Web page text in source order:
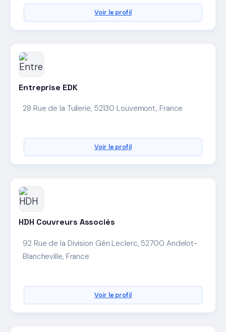
Voir le profil
Entreprise EDK
28 Rue de la Tuilerie, 52130 Louvemont, France
Voir le profil
HDH Couvreurs Associés
92 Rue de la Division Gén Leclerc, 52700 Andelot-
Blancheville, France
Voir le profil